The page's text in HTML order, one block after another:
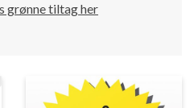
grønne tiltag her